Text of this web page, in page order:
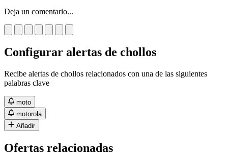
Deja un comentario...
Configurar alertas de chollos
Recibe alertas de chollos relacionados con una de las siguientes
palabras clave
moto
motorola
Añadir
Ofertas relacionadas